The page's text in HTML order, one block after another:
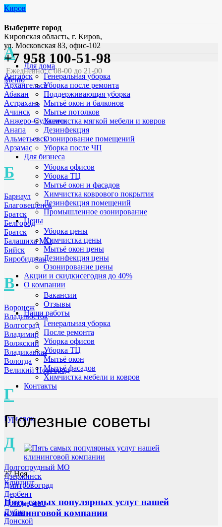
Киров
Выберите город
А
Ангарск
Архангельск
Абакан
Астрахань
Ачинск
Анжеро-Судженск
Анапа
Альметьевск
Арзамас
Б
Барнаул
Благовещенск
Братск
Белгород
Братск
Балашиха МО
Бийск
Биробиджан
В
Воронеж
Владивосток
Волгоград
Владимир
Волжский
Владикавказ
Вологда
Великий Новгород
Г
Гурьевск
Д
Долгопрудный МО
Дзержинск
Дмитровоград
Дербент
Домодедово
Дубна
Донской
Кировская область, г. Киров,
ул. Московская 83, офис-102
+7 958 100-51-98
Ежедневно: с 08-00 до 21-00
Меню
Для дома
Генеральная уборка
Уборка после ремонта
Поддерживающая уборка
Мытьё окон и балконов
Мытье потолков
Химчистка мягкой мебели и ковров
Дезинфекция
Озонирование помещений
Уборка после ЧП
Для бизнеса
Уборка офисов
Уборка ТЦ
Мытьё окон и фасадов
Химчистка коврового покрытия
Дезинфекция помещений
Промышленное озонирование
Цены
Уборка цены
Химчистка цены
Мытьё окон цены
Дезинфекция цены
Озонирование цены
Акции и скидкисегодня до 40%
О компании
Вакансии
Отзывы
Наши работы
Генеральная уборка
После ремонта
Уборка офисов
Уборка ТЦ
Мытьё окон
Мытьё фасадов
Химчистка мебели и ковров
Контакты
Полезные советы
27Ноя
Клининг
Пять самых популярных услуг нашей
клининговой компании